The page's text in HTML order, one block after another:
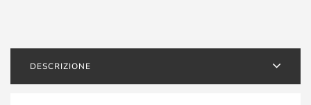
DESCRIZIONE